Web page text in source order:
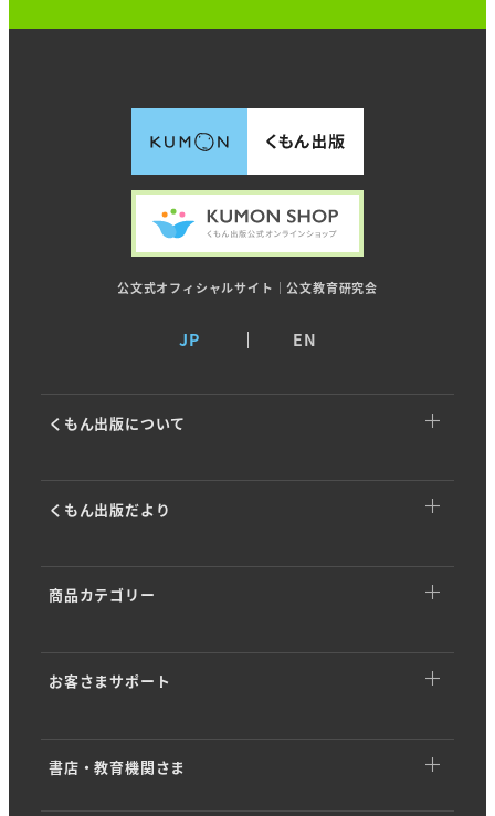
公文式オフィシャルサイト｜公文教育研究会
JP EN
くもん出版について
会社概要
KUMON PARK／KUMONすくえあ
くもん出版だより
商品カテゴリー
お客さまサポート
書店・教育機関さま